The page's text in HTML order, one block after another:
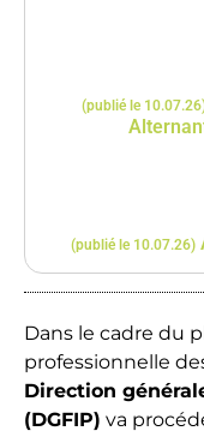
(publié le
(publié le 10.07.26)
Dans le cadre du
professionnelle
Direction
(DGFIP) va